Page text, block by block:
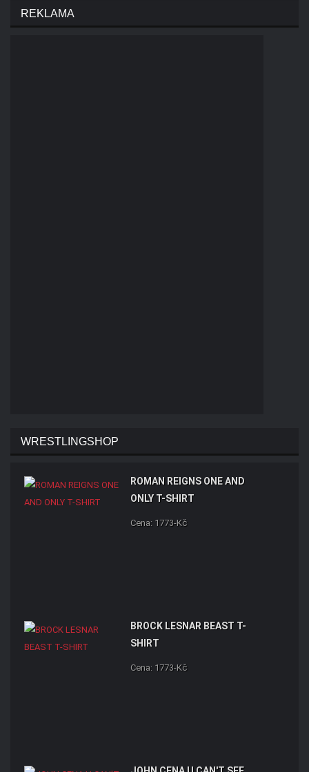
REKLAMA
WRESTLINGSHOP
ROMAN REIGNS ONE AND
ONLY T-SHIRT
Cena: 1773-Kč
BROCK LESNAR BEAST T-
SHIRT
Cena: 1773-Kč